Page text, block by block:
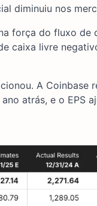
diminuiu nos
força do fluxo de
caixa livre
A Coinbase
ano atrás, e o EPS